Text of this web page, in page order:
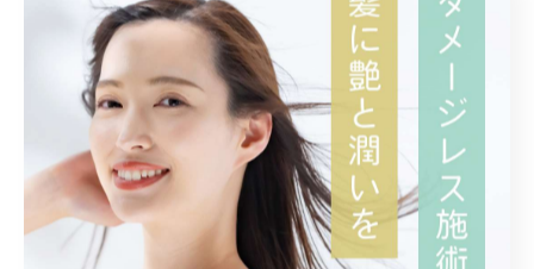
BGM、アロマの香りなど、細部にまでこだわった空間設
計があると、他のお客様の目を気にせずに過ごせます。
実際に「人目が気にならず、安心して相談できた」とい
う声も多く、リピートの理由になっていることがわかり
ます。
上質な空間を持つ美容室を選ぶことで、施術の満足度だ
けでなく、心身ともにリフレッシュできる体験が得られ